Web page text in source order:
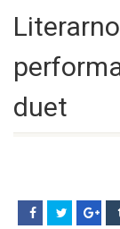
duet